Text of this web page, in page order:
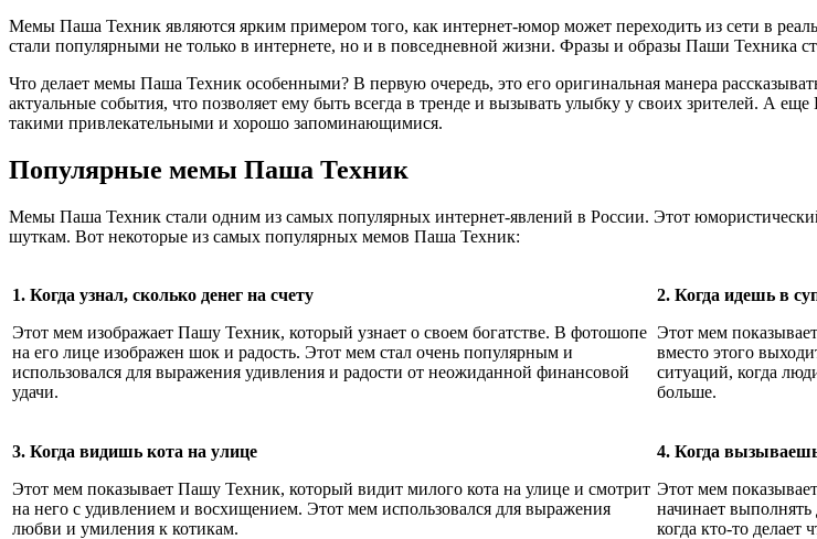
Мемы Паша Техник являются ярким примером того, как интернет-юмор может переходить из сети в
стали популярными не только в интернете, но и в повседневной жизни. Фразы и образы Паши Техника
Что делает мемы Паша Техник особенными? В первую очередь, это его оригинальная манера
актуальные события, что позволяет ему быть всегда в тренде и вызывать улыбку у своих зрителей. А
такими привлекательными и хорошо запоминающимися.
Популярные мемы Паша Техник
Мемы Паша Техник стали одним из самых популярных интернет-явлений в России. Этот
шуткам. Вот некоторые из самых популярных мемов Паша Техник:
1. Когда узнал, сколько денег на счету
Этот мем изображает Пашу Техник, который узнает о своем богатстве. В фотошопе
на его лице изображен шок и радость. Этот мем стал очень популярным и
использовался для выражения удивления и радости от неожиданной финансовой
удачи.
2. Когда идешь в
Этот мем
вместо этого
ситуаций, когда
больше.
3. Когда видишь кота на улице
Этот мем показывает Пашу Техник, который видит милого кота на улице и смотрит
на него с удивлением и восхищением. Этот мем использовался для выражения
любви и умиления к котикам.
4. Когда
Этот мем
начинает
когда кто-то делает